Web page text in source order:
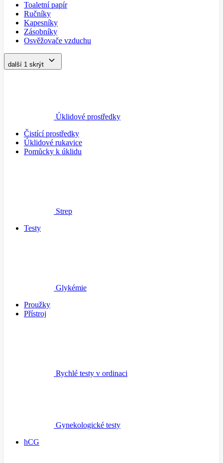
Toaletní papír
Ručníky
Kapesníky
Zásobníky
Osvěžovače vzduchu
další 1 skrýt
Úklidové prostředky
Čistící prostředky
Úklidové rukavice
Pomůcky k úklidu
Strep
Testy
Glykémie
Proužky
Přístroj
Rychlé testy v ordinaci
Gynekologické testy
hCG